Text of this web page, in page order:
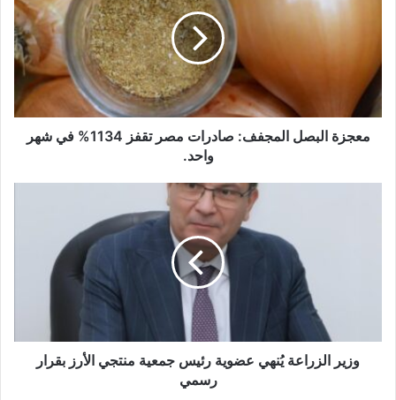
معجزة البصل المجفف: صادرات مصر تقفز 1134% في شهر
واحد.
وزير الزراعة يُنهي عضوية رئيس جمعية منتجي الأرز بقرار
رسمي